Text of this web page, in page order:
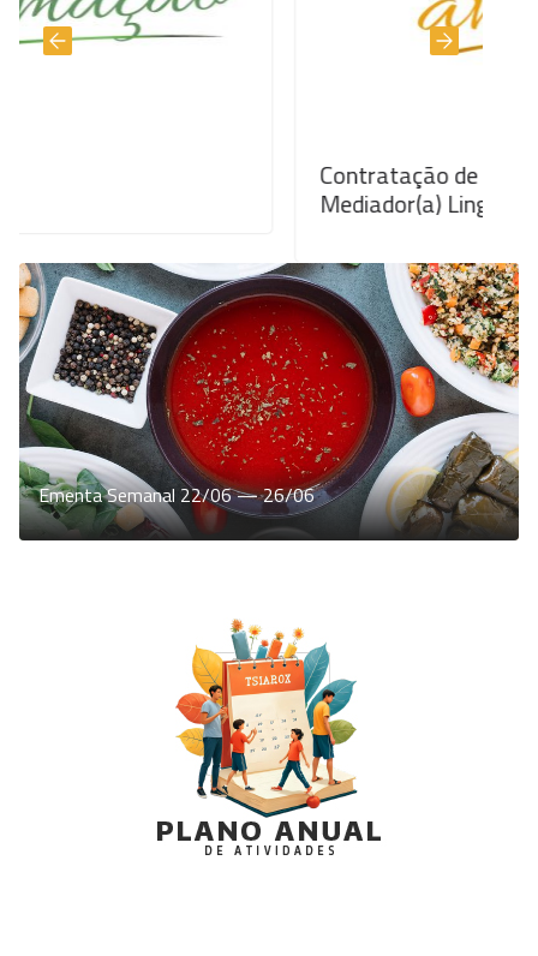
Contratação de Técnico
Mediador(a) Linguístico(a) e
Ementa Semanal 22/06 — 26/06